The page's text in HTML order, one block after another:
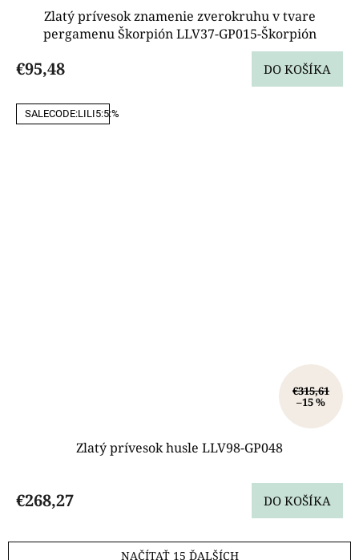
Zlatý prívesok znamenie zverokruhu v tvare
pergamenu Škorpión LLV37-GP015-Škorpión
€95,48 DO KOŠÍKA
SALECODE:LILI5:5:%
€315,61
–15 %
Zlatý prívesok husle LLV98-GP048
€268,27 DO KOŠÍKA
NAČÍTAŤ 15 ĎALŠÍCH